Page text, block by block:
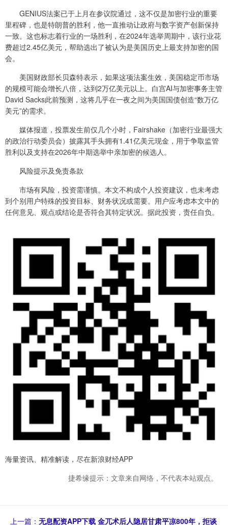
GENIUS法案已于上月在参议院通过，这不仅是加密行业的重要
里程碑，也是特朗普的胜利，他一直推动让政府与数字资产创新保持
一致。这也标志着行业的一场胜利，在2024年选举周期中，该行业花
费超过2.45亿美元，帮助选出了被认为是美国历史上最支持加密的国
会。
美国财政部长贝森特表示，如果这项法案生效，美国稳定币市场
的规模可能会增长八倍，达到2万亿美元以上。白宫AI与加密事务主管
David Sacks此前预测，这将几乎在一夜之间为美国国债创造“数万亿
美元”的需求。
媒体报道，投票发生前仅几个小时，Fairshake（加密行业最强大
的政治行动委员会）披露其手头拥有1.41亿美元现金，用于争取监管
胜利以及支持在2026年中期选举中亲加密的候选人。
风险提示及免责条款
市场有风险，投资需谨慎。本文不构成个人投资建议，也未考虑
到个别用户特殊的投资目标、财务状况或需要。用户应考虑本文中的
任何意见、观点或结论是否符合其特定状况。据此投资，责任自负。
海量资讯、精准解读，尽在新浪财经APP
捷希缘提示：文章来自网络，不代表本站观点。
上一篇： 无息配资APP下载 金兀术后人隐居甘肃平凉800年，拒谈